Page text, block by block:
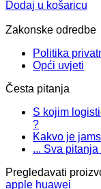
Dodaj u košaricu
Zakonske odredbe
Politika
Opći uvjeti
Česta pitanja
S kojim
?
Kakvo je
... Sva pitanja
Pregledavati
apple huawei